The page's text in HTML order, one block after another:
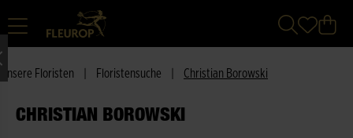
Unsere Floristen Floristensuche Christian Borowski
CHRISTIAN BOROWSKI